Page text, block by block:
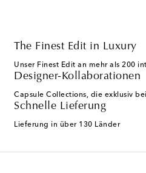
The Finest Edit in Luxury
Unser Finest Edit an mehr als 200
Designer-Kollaborationen
Capsule Collections, die exklusiv
Schnelle Lieferung
Lieferung in über 130 Länder